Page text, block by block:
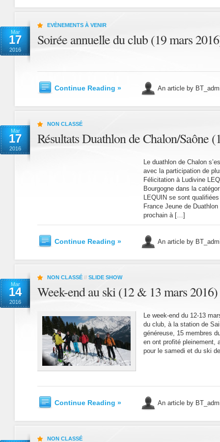
Mar
17
2016
EVÈNEMENTS À VENIR
Soirée annuelle du club (19 mars
Continue Reading » An article by
Mar
17
2016
NON CLASSÉ
Résultats Duathlon de Chalon/Saône
Le duathlon de Chalon
avec la participation de
Félicitation à Ludivine
Bourgogne dans la
LEQUIN se sont
France Jeune de
prochain à […]
Continue Reading » An article by
Mar
14
2016
NON CLASSÉ // SLIDE SHOW
Week-end au ski (12 & 13 mars 2016)
Le week-end du 12-13
du club, à la station de
généreuse, 15 membres
en ont profité pleinement,
pour le samedi et du ski
Continue Reading » An article by
NON CLASSÉ